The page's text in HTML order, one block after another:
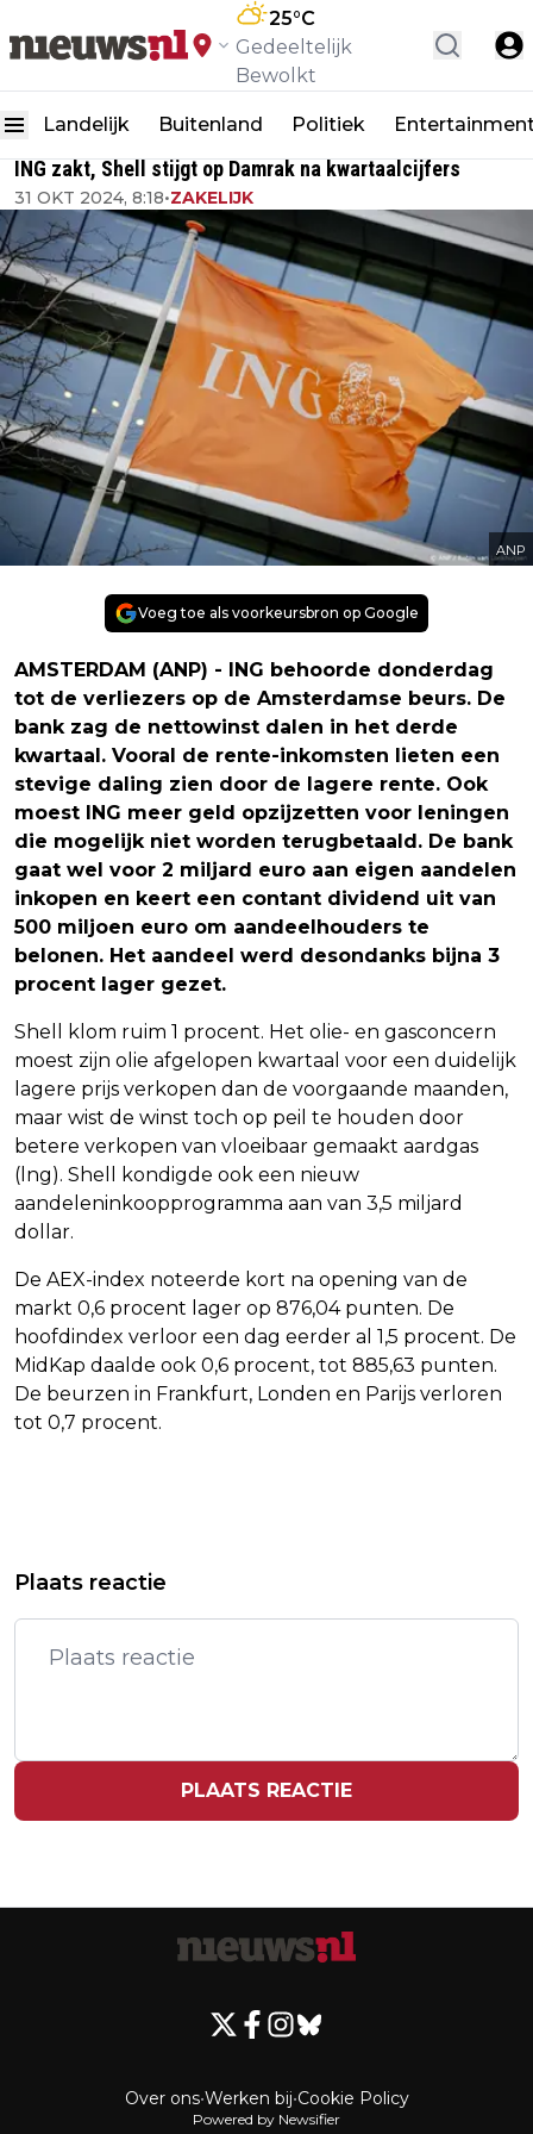
25°C
Gedeeltelijk
Bewolkt
Landelijk Buitenland Politiek
ING zakt, Shell stijgt op Damrak na kwartaalcijfers
31 OKT 2024, 8:18•ZAKELIJK
ANP
Voeg toe als voorkeursbron op Google
AMSTERDAM (ANP) - ING behoorde donderdag
tot de verliezers op de Amsterdamse beurs. De
bank zag de nettowinst dalen in het derde
kwartaal. Vooral de rente-inkomsten lieten een
stevige daling zien door de lagere rente. Ook
moest ING meer geld opzijzetten voor leningen
die mogelijk niet worden terugbetaald. De bank
gaat wel voor 2 miljard euro aan eigen aandelen
inkopen en keert een contant dividend uit van
500 miljoen euro om aandeelhouders te
belonen. Het aandeel werd desondanks bijna 3
procent lager gezet.
Shell klom ruim 1 procent. Het olie- en gasconcern
moest zijn olie afgelopen kwartaal voor een duidelijk
lagere prijs verkopen dan de voorgaande maanden,
maar wist de winst toch op peil te houden door
betere verkopen van vloeibaar gemaakt aardgas
(lng). Shell kondigde ook een nieuw
aandeleninkoopprogramma aan van 3,5 miljard
dollar.
De AEX-index noteerde kort na opening van de
markt 0,6 procent lager op 876,04 punten. De
hoofdindex verloor een dag eerder al 1,5 procent. De
MidKap daalde ook 0,6 procent, tot 885,63 punten.
De beurzen in Frankfurt, Londen en Parijs verloren
tot 0,7 procent.
SCHOOLPAD – ZAANDIJK
GRIEKSPOOR EN BELGISCHE
TENNISCOACH VLIEGEN UIT ELKAAR
Plaats reactie
PLAATS REACTIE
Over ons•Werken bij•Cookie Policy
Powered by Newsifier